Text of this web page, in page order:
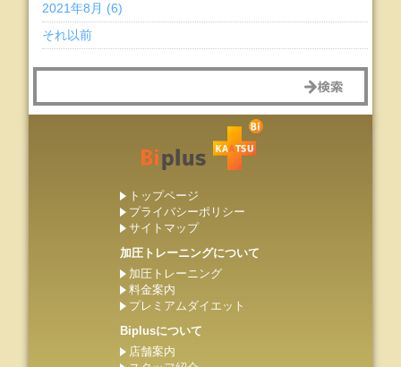
2021年8月 (6)
それ以前
トップページ
プライバシーポリシー
サイトマップ
加圧トレーニングについて
加圧トレーニング
料金案内
プレミアムダイエット
Biplusについて
店舗案内